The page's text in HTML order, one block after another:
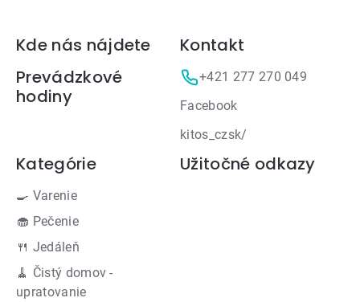
Zápätie
Kde nás nájdete
Prevádzkové
hodiny
Kontakt
+421 277 270 049
Facebook
kitos_czsk/
Kategórie
🍳 Varenie
🧁 Pečenie
🍴 Jedáleň
🧹 Čistý domov -
upratovanie
Užitočné odkazy